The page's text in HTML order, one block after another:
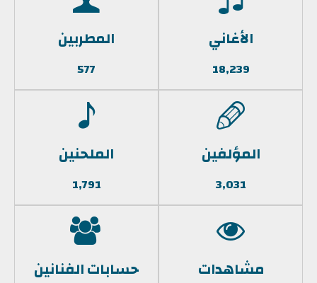
الأغاني
18,239
المطربين
577
المؤلفين
3,031
الملحنين
1,791
مشاهدات حسابات الفنانين